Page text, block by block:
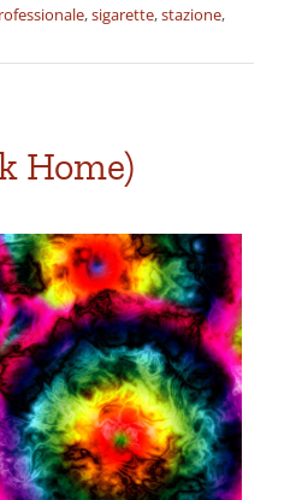
,sigarette,stazione,
Home)